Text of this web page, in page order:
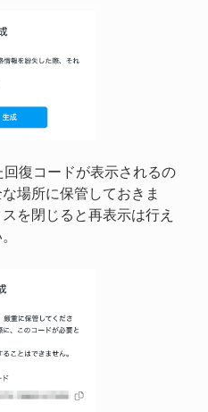
復コードが表示されるの
場所に保管しておきま
を閉じると再表示は行え